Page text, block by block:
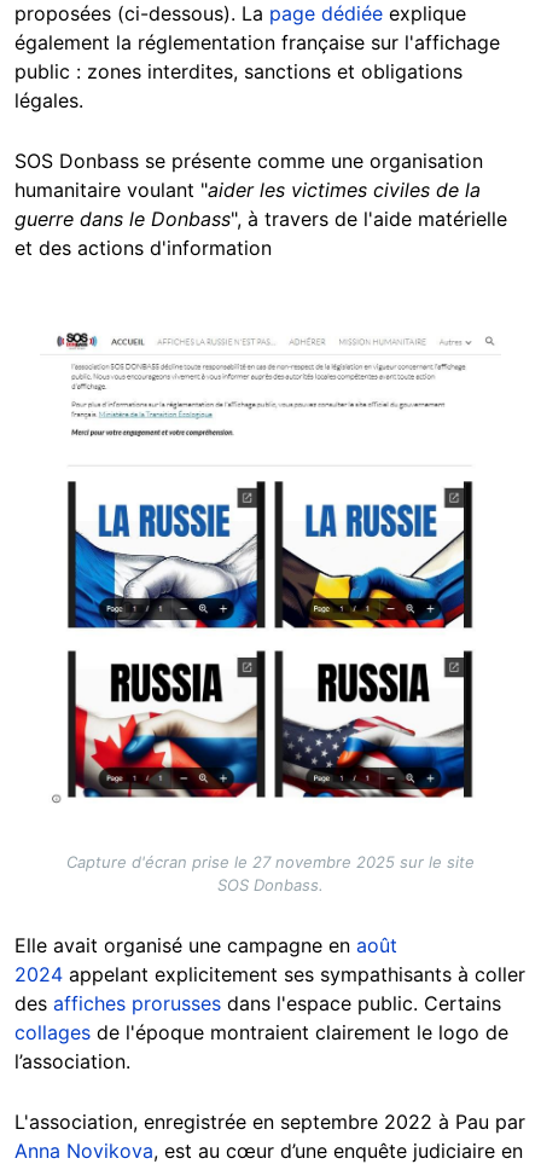
proposées (ci-dessous). La page dédiée explique
également la réglementation française sur l'affichage
public : zones interdites, sanctions et obligations
légales.
SOS Donbass se présente comme une organisation
humanitaire voulant "aider les victimes civiles de la
guerre dans le Donbass", à travers de l'aide matérielle
et des actions d'information
Image
Capture d'écran prise le 27 novembre 2025 sur le site
SOS Donbass.
Elle avait organisé une campagne en août
2024 appelant explicitement ses sympathisants à coller
des affiches prorusses dans l'espace public. Certains
collages de l'époque montraient clairement le logo de
l’association.
L'association, enregistrée en septembre 2022 à Pau par
Anna Novikova, est au cœur d’une enquête judiciaire en